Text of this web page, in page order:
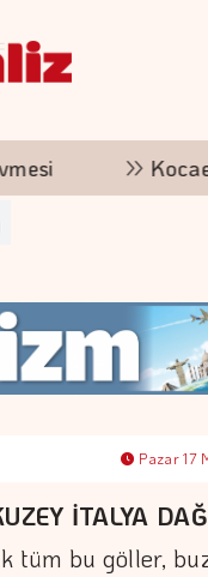
Kocaer
Pazar 17
İTALYA
tüm bu göller,